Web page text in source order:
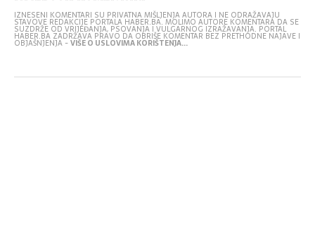
IZNESENI KOMENTARI SU PRIVATNA MIŠLJENJA AUTORA I NE ODRAŽAVAJU
STAVOVE REDAKCIJE PORTALA HABER.BA. MOLIMO AUTORE KOMENTARA DA SE
SUZDRŽE OD VRIJEĐANJA, PSOVANJA I VULGARNOG IZRAŽAVANJA. PORTAL
HABER.BA ZADRŽAVA PRAVO DA OBRIŠE KOMENTAR BEZ PRETHODNE NAJAVE I
OBJAŠNJENJA -VIŠE O USLOVIMA KORIŠTENJA...